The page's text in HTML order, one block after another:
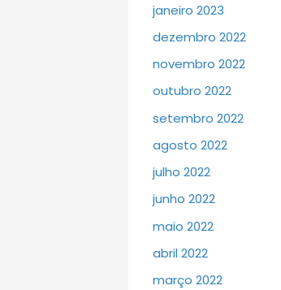
janeiro 2023
dezembro 2022
novembro 2022
outubro 2022
setembro 2022
agosto 2022
julho 2022
junho 2022
maio 2022
abril 2022
março 2022